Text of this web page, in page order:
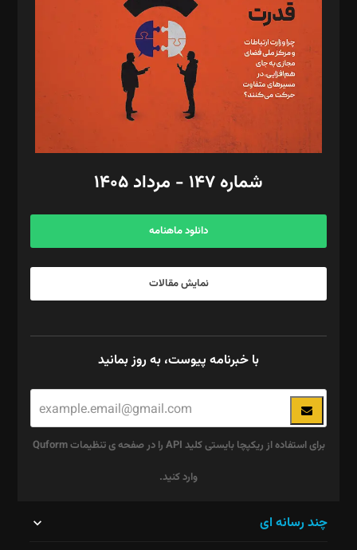
رستمی،مصطفی باستان
ویرایش: نگار استاد‌‌آقا
طراح یونیفرم: مجید توکلی
فیلمبرداری و عکاسی: امیر شفیعی، مانی لطفی زاده
گرافیک و صفحه‌آرایی: سید‌سبحان‌علی ثابت
مد‌یر توسعه تجاری: کامبیز برید‌
امور مالی: شاپور رهبری، محمد‌ کاظمی‌نیا
آگهی و مشترکین: ۰۹۱۹۹۹۹۰۴۵۴
شماره ۱۴۷ - مرداد ۱۴۰۵
دانلود ماهنامه
نمایش مقالات
با خبرنامه پیوست، به روز بمانید
برای استفاده از ریکپچا بایستی کلید API را در صفحه ی تنظیمات Quform
وارد کنید.
چند رسانه ای